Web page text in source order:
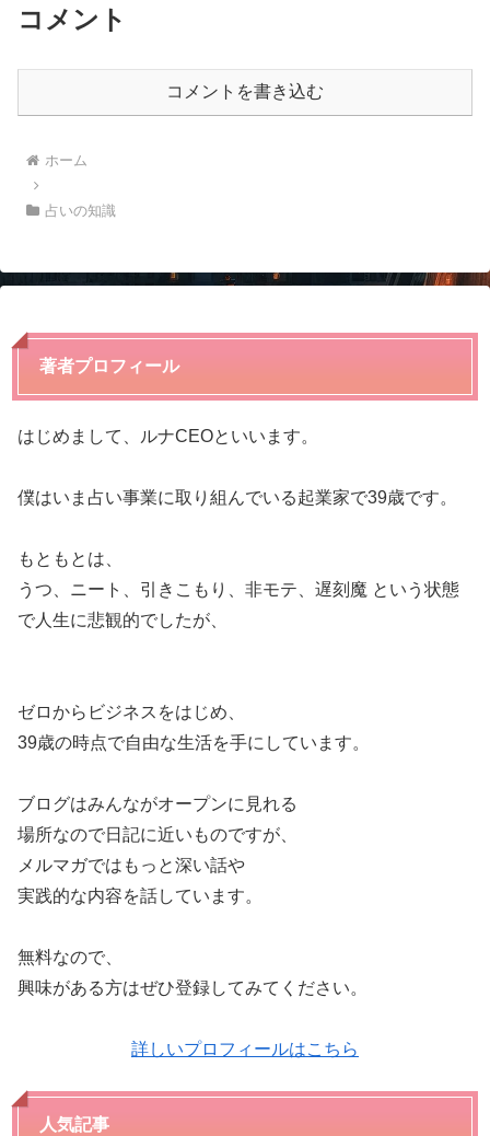
コメント
コメントを書き込む
ホーム
占いの知識
著者プロフィール
はじめまして、ルナCEOといいます。
僕はいま占い事業に取り組んでいる起業家で39歳です。
もともとは、
うつ、ニート、引きこもり、非モテ、遅刻魔 という状態
で人生に悲観的でしたが、
ゼロからビジネスをはじめ、
39歳の時点で自由な生活を手にしています。
ブログはみんながオープンに見れる
場所なので日記に近いものですが、
メルマガではもっと深い話や
実践的な内容を話しています。
無料なので、
興味がある方はぜひ登録してみてください。
詳しいプロフィールはこちら
人気記事